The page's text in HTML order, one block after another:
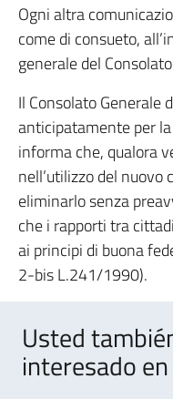
Ogni altra
come di consueto,
generale del
Il Consolato Generale
anticipatamente per
informa che, qualora
nell’utilizzo del nuovo
eliminarlo senza
che i rapporti tra
ai principi di buona
2-bis L.241/1990).
Usted
interesado en